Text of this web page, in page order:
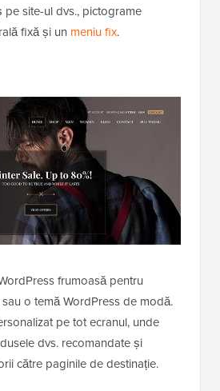
site-ul dvs., pictograme
fixă și un meniu fix.
frumoasă pentru
o temă WordPress de modă.
pe tot ecranul, unde
dvs. recomandate și
către paginile de destinație.